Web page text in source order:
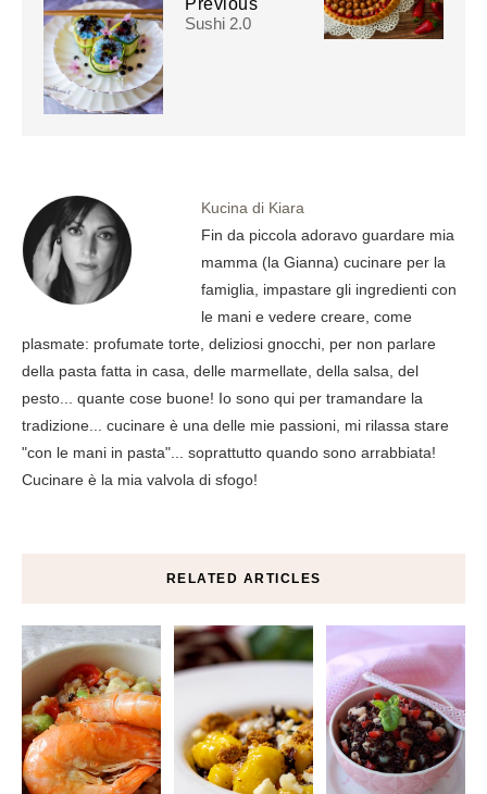
Previous
Sushi 2.0
Kucina di Kiara
Fin da piccola adoravo guardare mia
mamma (la Gianna) cucinare per la
famiglia, impastare gli ingredienti con
le mani e vedere creare, come
plasmate: profumate torte, deliziosi gnocchi, per non parlare
della pasta fatta in casa, delle marmellate, della salsa, del
pesto... quante cose buone! Io sono qui per tramandare la
tradizione... cucinare è una delle mie passioni, mi rilassa stare
"con le mani in pasta"... soprattutto quando sono arrabbiata!
Cucinare è la mia valvola di sfogo!
RELATED ARTICLES